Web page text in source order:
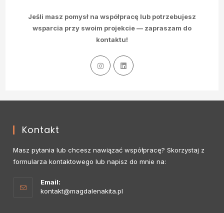
Jeśli masz pomysł na współpracę lub potrzebujesz
wsparcia przy swoim projekcie — zapraszam do
kontaktu!
Kontakt
Masz pytania lub chcesz nawiązać współpracę? Skorzystaj z
formularza kontaktowego lub napisz do mnie na:
Email:
kontakt@magdalenakita.pl